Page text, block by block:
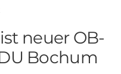
neuer OB-
Bochum